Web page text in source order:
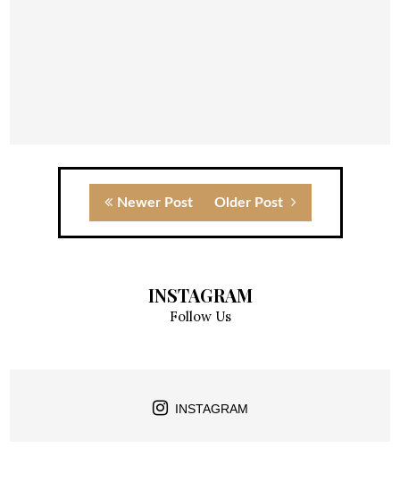
Newer Post Older Post
INSTAGRAM
Follow Us
INSTAGRAM